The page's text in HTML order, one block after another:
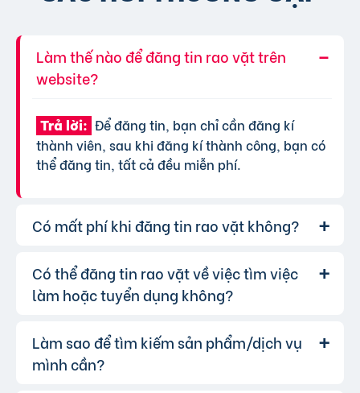
Làm thế nào để đăng tin rao vặt trên
website?
Trả lời: Để đăng tin, bạn chỉ cần đăng kí
thành viên, sau khi đăng kí thành công, bạn có
thể đăng tin, tất cả đều miễn phí.
Có mất phí khi đăng tin rao vặt không?
Trả lời: Chúng tôi cung cấp gói đăng tin miễn
phí cơ bản cho tất cả người dùng. Tuy nhiên, để
thị, bạn có thể lựa chọn các gói dịch vụ nâng
cấp với chi phí hợp lý, xem thêmphí dịch vụ tin
VIP.
Có thể đăng tin rao vặt về việc tìm việc
làm hoặc tuyển dụng không?
Trả lời: Hoàn toàn có thể. Website của chúng
tôi hỗ trợ đăng tin tuyển dụng và tìm việc làm.
Làm sao để tìm kiếm sản phẩm/dịch vụ
mình cần?